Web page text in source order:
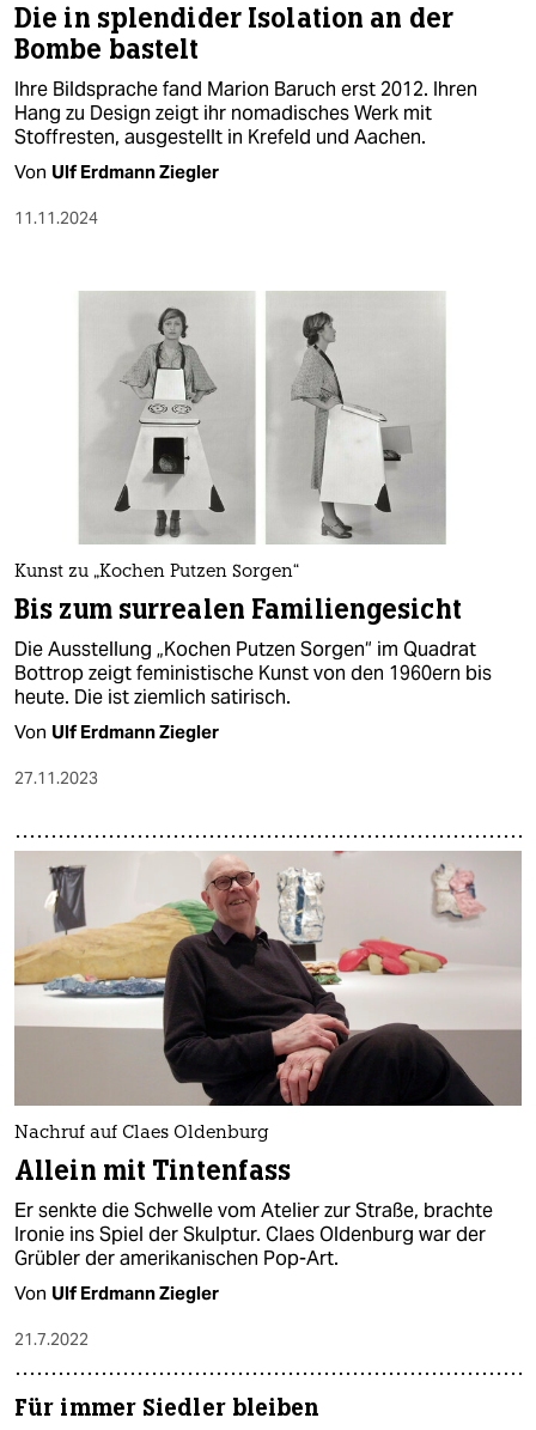
Die in splendider Isolation an der
Bombe bastelt
Ihre Bildsprache fand Marion Baruch erst 2012. Ihren
Hang zu Design zeigt ihr nomadisches Werk mit
Stoffresten, ausgestellt in Krefeld und Aachen.
Von Ulf Erdmann Ziegler
11.11.2024
Kunst zu „Kochen Putzen Sorgen“
Bis zum surrealen Familiengesicht
Die Ausstellung „Kochen Putzen Sorgen“ im Quadrat
Bottrop zeigt feministische Kunst von den 1960ern bis
heute. Die ist ziemlich satirisch.
Von Ulf Erdmann Ziegler
27.11.2023
Nachruf auf Claes Oldenburg
Allein mit Tintenfass
Er senkte die Schwelle vom Atelier zur Straße, brachte
Ironie ins Spiel der Skulptur. Claes Oldenburg war der
Grübler der amerikanischen Pop-Art.
Von Ulf Erdmann Ziegler
21.7.2022
Für immer Siedler bleiben